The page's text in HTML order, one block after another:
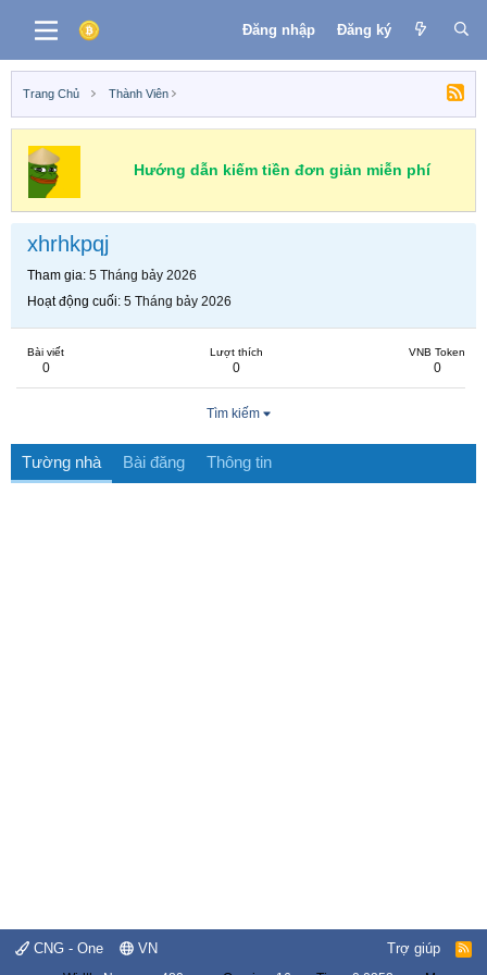
Đăng nhập Đăng ký
Trang Chủ Thành Viên
Hướng dẫn kiếm tiền đơn giản miễn phí
xhrhkpqj
Tham gia 5 Tháng bảy 2026
Hoạt động cuối 5 Tháng bảy 2026
Bài viết
0
Lượt thích
0
VNB Token
0
Tìm kiếm
Tường nhà Bài đăng Thông tin
CNG - One VN Trợ giúp
R